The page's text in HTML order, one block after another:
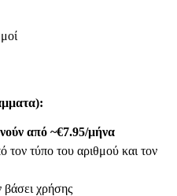
από ~€7.95/μήνα
τον τύπο του αριθμού και τον
χρήσης